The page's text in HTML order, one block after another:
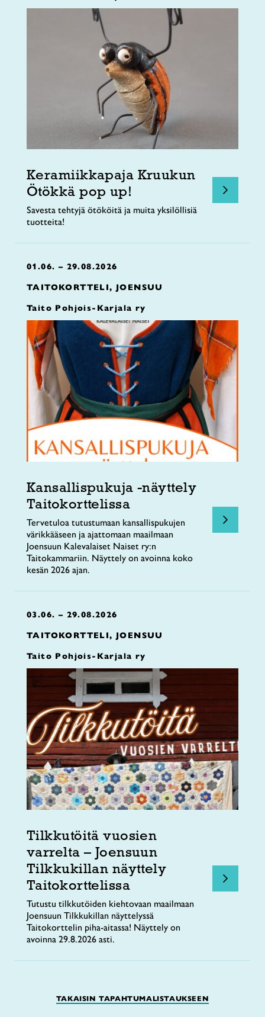
Keramiikkapaja Kruukun
Ötökkä pop up!
Savesta tehtyjä ötököitä ja muita yksilöllisiä
tuotteita!
01.06. – 29.08.2026
TAITOKORTTELI, JOENSUU
Taito Pohjois-Karjala ry
Kansallispukuja -näyttely
Taitokorttelissa
Tervetuloa tutustumaan kansallispukujen
värikkääseen ja ajattomaan maailmaan
Joensuun Kalevalaiset Naiset ry:n
Taitokammariin. Näyttely on avoinna koko
kesän 2026 ajan.
03.06. – 29.08.2026
TAITOKORTTELI, JOENSUU
Taito Pohjois-Karjala ry
Tilkkutöitä vuosien
varrelta – Joensuun
Tilkkukillan näyttely
Taitokorttelissa
Tutustu tilkkutöiden kiehtovaan maailmaan
Joensuun Tilkkukillan näyttelyssä
Taitokorttelin piha-aitassa! Näyttely on
avoinna 29.8.2026 asti.
TAKAISIN TAPAHTUMALISTAUKSEEN